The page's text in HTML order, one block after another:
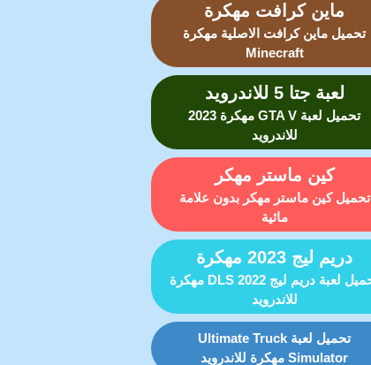
ماين كرافت مهكرة
تحميل ماين كرافت الاصلية مهكرة
Minecraft
لعبة جتا 5 للاندرويد
تحميل لعبة GTA V مهكرة 2023
للاندرويد
كين ماستر مهكر
تحميل كين ماستر مهكر بدون علامة
مائية
دريم ليج 2023 مهكرة
تحميل لعبة دريم ليج DLS 2022 مهكرة
للاندرويد
تحميل لعبة Ultimate Truck
Simulator مهكرة للاندرويد